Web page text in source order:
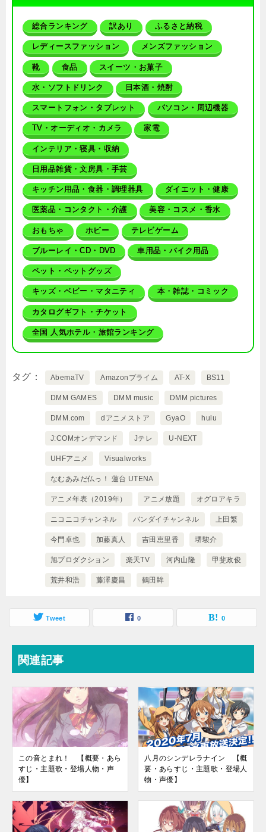
総合ランキング 訳あり ふるさと納税
レディースファッション メンズファッション
靴 食品 スイーツ・お菓子
水・ソフトドリンク 日本酒・焼酎
スマートフォン・タブレット パソコン・周辺機器
TV・オーディオ・カメラ 家電
インテリア・寝具・収納
日用品雑貨・文房具・手芸
キッチン用品・食器・調理器具 ダイエット・健康
医薬品・コンタクト・介護 美容・コスメ・香水
おもちゃ ホビー テレビゲーム
ブルーレイ・CD・DVD 車用品・バイク用品
ペット・ペットグッズ
キッズ・ベビー・マタニティ 本・雑誌・コミック
カタログギフト・チケット
全国 人気ホテル・旅館ランキング
タグ AbemaTV Amazonプライム AT-X BS11
DMM GAMES DMM music DMM pictures
DMM.com dアニメストア GyaO hulu
J:COMオンデマンド Jテレ U-NEXT
UHFアニメ Visualworks
なむあみだ仏っ！ 蓮台 UTENA
アニメ年表（2019年） アニメ放題 オグロアキラ
ニコニコチャンネル バンダイチャンネル 上田繁
今門卓也 加藤真人 吉田恵里香 堺駿介
旭プロダクション 楽天TV 河内山隆 甲斐政俊
荒井和浩 藤澤慶昌 鶴田眸
Tweet 0 0
関連記事
この音とまれ！ 【概要・あら
すじ・主題歌・登場人物・声
優】
八月のシンデレラナイン 【概
要・あらすじ・主題歌・登場人
物・声優】